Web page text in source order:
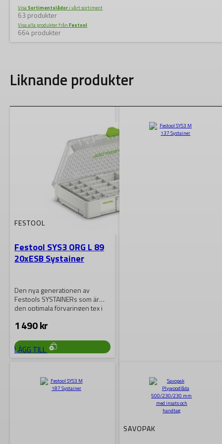
VisaSortimentslådor i vårt sortiment
63 produkter
Visa alla produkter frånFestool
664 produkter
Liknande produkter
FESTOOL
Festool SYS3 ORG L 89
20xESB Systainer
Den nya generationen av
Festools SYSTAINERs som är
den optimala förvaringen tex i
1 490kr
LÄGG TILL
FESTOOL
Festool SYS3 M 137
SAVOPAK